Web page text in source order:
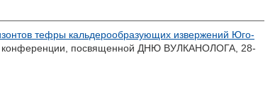
тефры кальдерообразующих извержений Юго-
посвященной ДНЮ ВУЛКАНОЛОГА, 28-